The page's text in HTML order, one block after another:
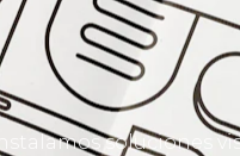
soluciones